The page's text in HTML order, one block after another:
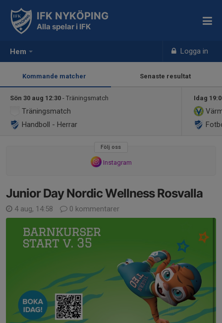
Hem Logga in
IFK NYKÖPING
Alla spelar i IFK
Kommande matcher Senaste resultat
Sön 30 aug 12:30 - Träningsmatch
Träningsmatch
Handboll - Herrar
Idag
Följ oss
Instagram
Junior Day Nordic Wellness Rosvalla
4 aug, 14:58 0 kommentarer